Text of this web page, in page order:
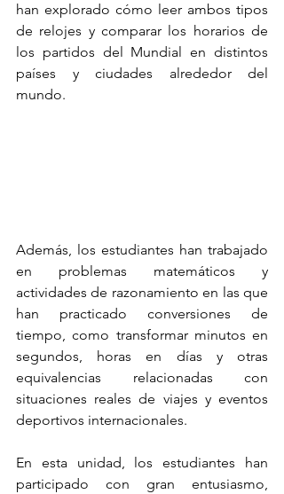
han explorado cómo leer ambos tipos
de relojes y comparar los horarios de
los partidos del Mundial en distintos
países y ciudades alrededor del
mundo.
Además, los estudiantes han trabajado
en problemas matemáticos y
actividades de razonamiento en las que
han practicado conversiones de
tiempo, como transformar minutos en
segundos, horas en días y otras
equivalencias relacionadas con
situaciones reales de viajes y eventos
deportivos internacionales.
En esta unidad, los estudiantes han
participado con gran entusiasmo,